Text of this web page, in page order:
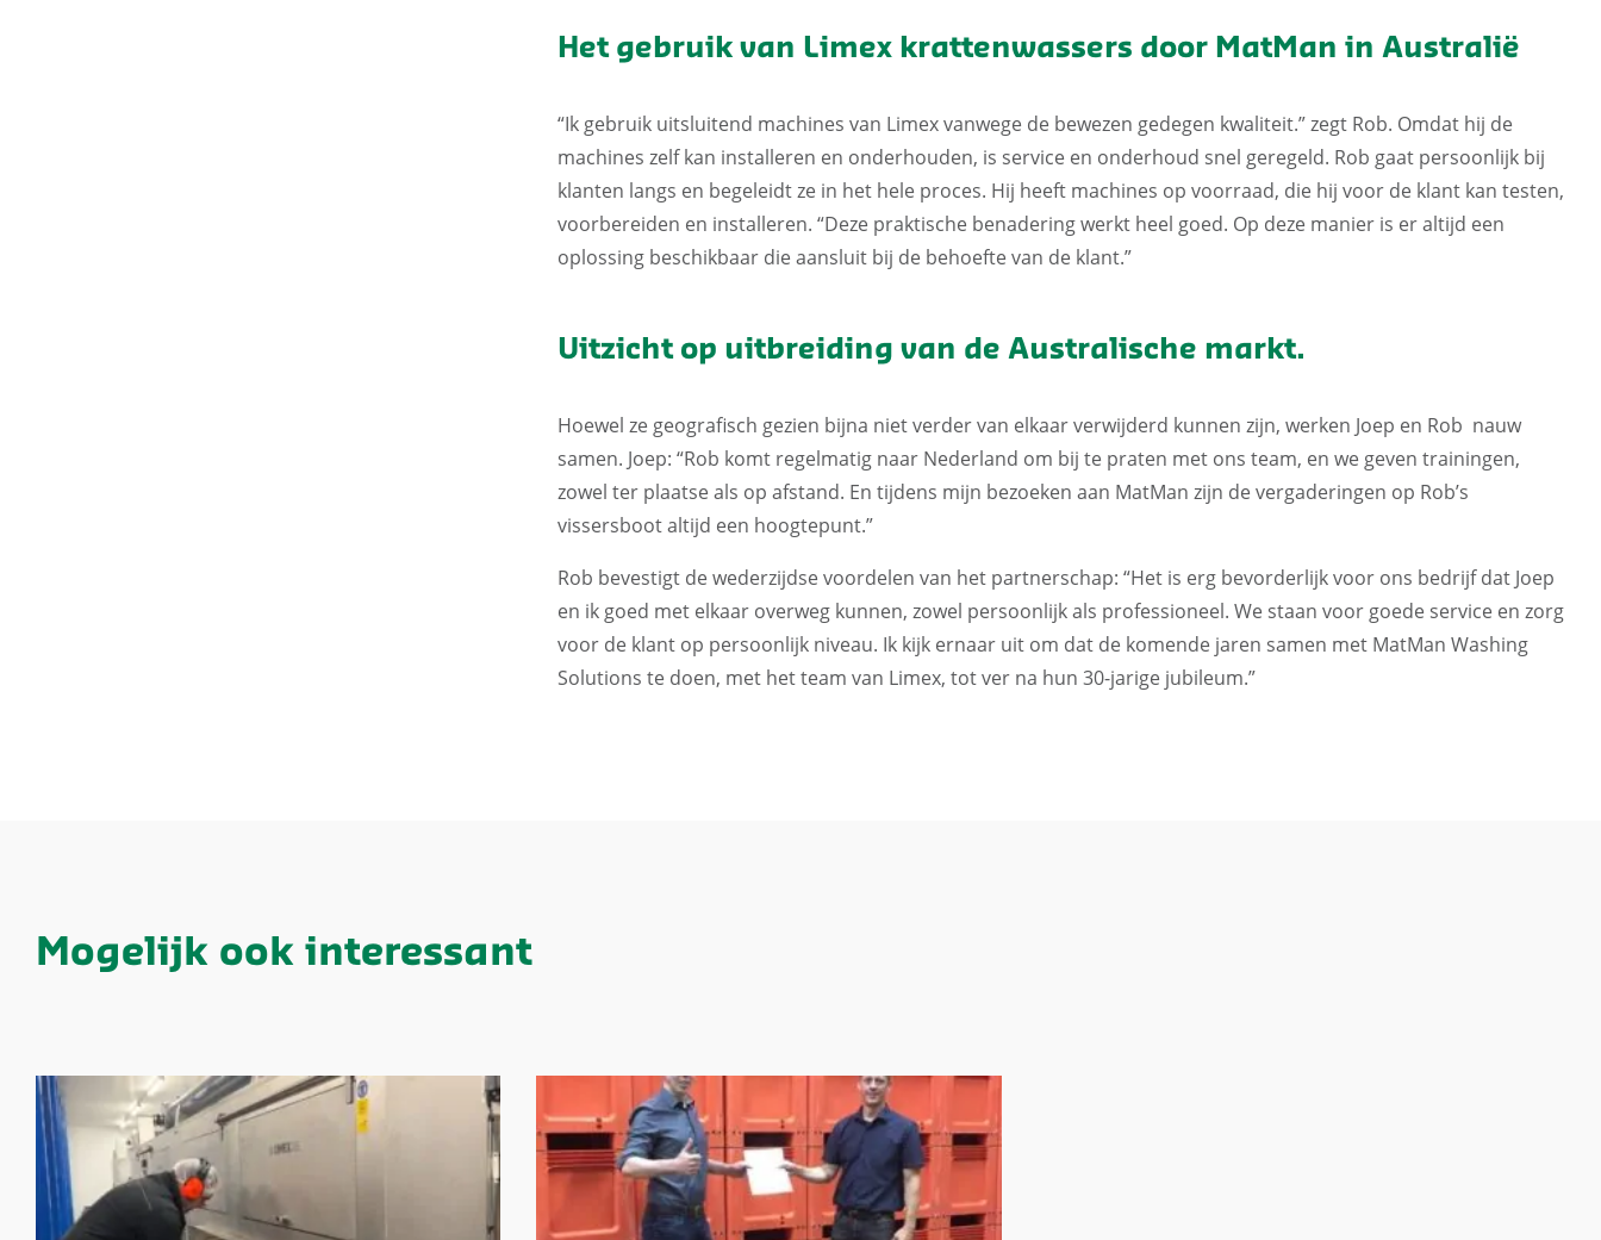
Het gebruik van Limex krattenwassers door MatMan in Australië
“Ik gebruik uitsluitend machines van Limex vanwege de bewezen gedegen kwaliteit.” zegt Rob. Omdat hij de
machines zelf kan installeren en onderhouden, is service en onderhoud snel geregeld. Rob gaat persoonlijk bij
klanten langs en begeleidt ze in het hele proces. Hij heeft machines op voorraad, die hij voor de klant kan testen,
voorbereiden en installeren. “Deze praktische benadering werkt heel goed. Op deze manier is er altijd een
oplossing beschikbaar die aansluit bij de behoefte van de klant.”
Uitzicht op uitbreiding van de Australische markt.
Hoewel ze geografisch gezien bijna niet verder van elkaar verwijderd kunnen zijn, werken Joep en Rob nauw
samen. Joep: “Rob komt regelmatig naar Nederland om bij te praten met ons team, en we geven trainingen,
zowel ter plaatse als op afstand. En tijdens mijn bezoeken aan MatMan zijn de vergaderingen op Rob’s
vissersboot altijd een hoogtepunt.”
Rob bevestigt de wederzijdse voordelen van het partnerschap: “Het is erg bevorderlijk voor ons bedrijf dat Joep
en ik goed met elkaar overweg kunnen, zowel persoonlijk als professioneel. We staan voor goede service en zorg
voor de klant op persoonlijk niveau. Ik kijk ernaar uit om dat de komende jaren samen met MatMan Washing
Solutions te doen, met het team van Limex, tot ver na hun 30-jarige jubileum.”
Mogelijk ook interessant